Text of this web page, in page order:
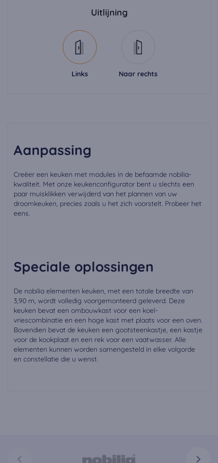
Uitlijning
Links Naar rechts
Aanpassing
Creëer een keuken met modules in de befaamde nobilia-
kwaliteit. Met onze keukenconfigurator bent u slechts een
paar muisklikken verwijderd van het plannen van uw
droomkeuken, precies zoals u het zich voorstelt. Probeer het
eens.
Speciale oplossingen
De nobilia elementen keuken, met een totale breedte van
3,90 m, wordt volledig voorgemonteerd geleverd. Deze
keuken bevat een ombouwkast voor een koel-
vriescombinatie en een hoge kast met plaats voor een oven.
Bovendien bevat de keuken een gootsteenkastje, een kastje
voor de kookplaat en een rek voor een vaatwasser. Alle
elementen kunnen worden samengesteld in elke volgorde
en constellatie die u wenst.